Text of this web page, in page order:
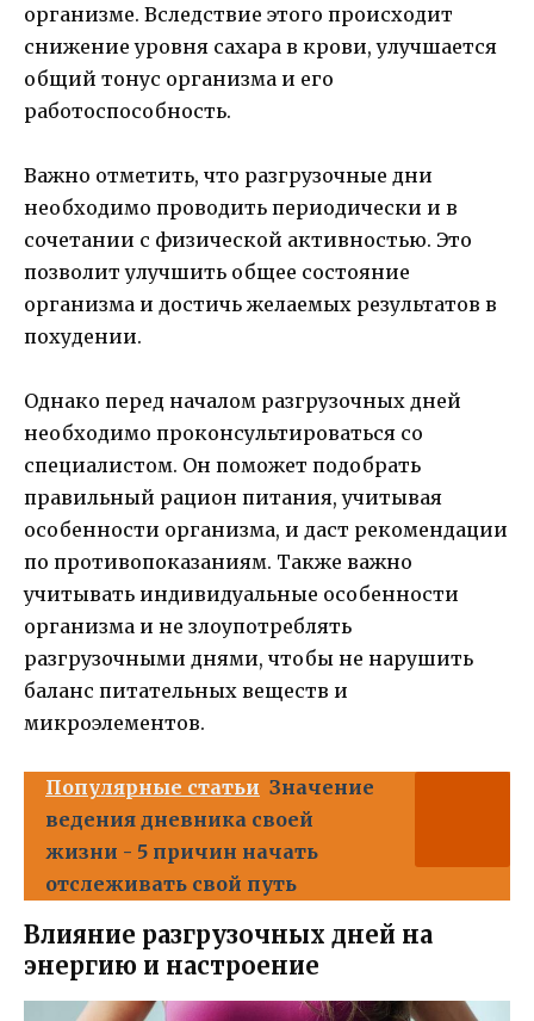
организме. Вследствие этого происходит
снижение уровня сахара в крови, улучшается
общий тонус организма и его
работоспособность.
Важно отметить, что разгрузочные дни
необходимо проводить периодически и в
сочетании с физической активностью. Это
позволит улучшить общее состояние
организма и достичь желаемых результатов в
похудении.
Однако перед началом разгрузочных дней
необходимо проконсультироваться со
специалистом. Он поможет подобрать
правильный рацион питания, учитывая
особенности организма, и даст рекомендации
по противопоказаниям. Также важно
учитывать индивидуальные особенности
организма и не злоупотреблять
разгрузочными днями, чтобы не нарушить
баланс питательных веществ и
микроэлементов.
Популярные статьи Значение
ведения дневника своей
жизни - 5 причин начать
отслеживать свой путь
Влияние разгрузочных дней на
энергию и настроение